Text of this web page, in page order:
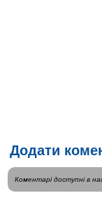
Додати
Коментарі доступні в